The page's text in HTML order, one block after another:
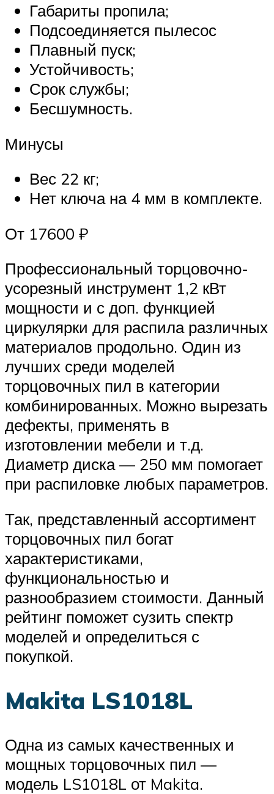
Габариты пропила;
Подсоединяется пылесос
Плавный пуск;
Устойчивость;
Срок службы;
Бесшумность.
Минусы
Вес 22 кг;
Нет ключа на 4 мм в комплекте.
От 17600 ₽
Профессиональный торцовочно-
усорезный инструмент 1,2 кВт
мощности и с доп. функцией
циркулярки для распила различных
материалов продольно. Один из
лучших среди моделей
торцовочных пил в категории
комбинированных. Можно вырезать
дефекты, применять в
изготовлении мебели и т.д.
Диаметр диска — 250 мм помогает
при распиловке любых параметров.
Так, представленный ассортимент
торцовочных пил богат
характеристиками,
функциональностью и
разнообразием стоимости. Данный
рейтинг поможет сузить спектр
моделей и определиться с
покупкой.
Makita LS1018L
Одна из самых качественных и
мощных торцовочных пил —
модель LS1018L от Makita.